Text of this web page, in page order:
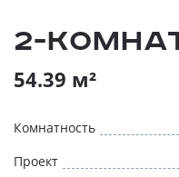
2-
54.39 м²
Комнатность
Проект